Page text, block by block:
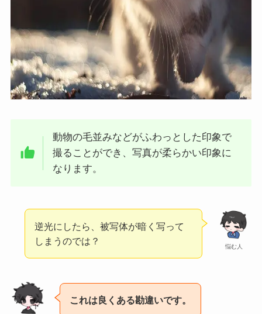
動物の毛並みなどがふわっとした印象で
撮ることができ、写真が柔らかい印象に
なります。
悩む人
逆光にしたら、被写体が暗く写って
しまうのでは？
これは良くある勘違いです。